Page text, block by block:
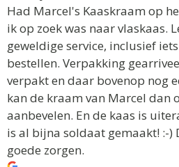
Had Marcel's Kaaskraam op
ik op zoek was naar vlaskaas.
geweldige service, inclusief
bestellen. Verpakking
verpakt en daar bovenop nog
kan de kraam van Marcel dan
aanbevelen. En de kaas is
is al bijna soldaat gemaakt! :-)
goede zorgen.